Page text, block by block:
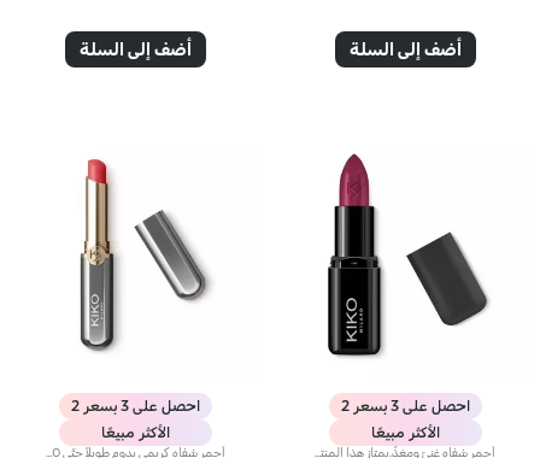
أضف إلى السلة أضف إلى السلة
احصل على 3 بسعر 2
الأكثر مبيعًا
احصل على 3 بسعر 2
الأكثر مبيعًا